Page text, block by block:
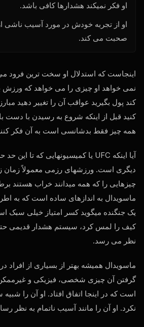
او فکر نمیکند هشدارها کافی باشد.
او از تجربه خودش در مورد آسیب ناشی
صحبت می کند.
اینجاست که استدلال او سخت ترین فرود
نمی خواهد او چیزی را می خواهد که
کند پول بگیرید عواقب آن را تغییر دهید
کنید قبل از اینکه شروع به رسیدن با دست
همه چیز فقط بدشانسی است به آن فکر
آیا اینکه UFC یا کمیسیونهایی که تا این
دیگری است. ورزشهای رزمی معمولاً زمان
چیزهایی را که همه میدانند خراب هستند
ماسویدال به اندازهای ساده است که به
یک جنگنده میگوید کسر امتیاز خیلی سبک
کیف را لمس کرد، سیستم هشدار قدیمی
نظر می رسد.
ماسویدال همیشه بهتر از بسیاری از افراد
گرفتن آن چیزی شخصی، فیزیکی و
است که در اینجا اتفاق افتاد. او آن را
نکرد. او آن را مانند آسیب ناتمام به نظر